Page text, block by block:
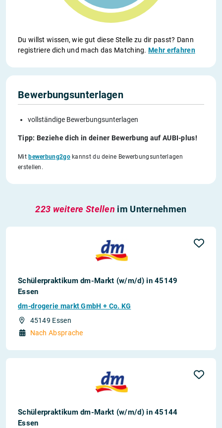
Du willst wissen, wie gut diese Stelle zu dir passt? Dann
registriere dich und mach das Matching.Mehr erfahren
Bewerbungsunterlagen
vollständige Bewerbungsunterlagen
Tipp: Beziehe dich in deiner Bewerbung auf AUBI-plus!
Mitbewerbung2gokannst du deine Bewerbungsunterlagen
erstellen.
223 weitere Stellen im Unternehmen
Schülerpraktikum dm-Markt (w/m/d) in 45149
Essen
dm-drogerie markt GmbH + Co. KG
45149 Essen
Nach Absprache
Schülerpraktikum dm-Markt (w/m/d) in 45144
Essen